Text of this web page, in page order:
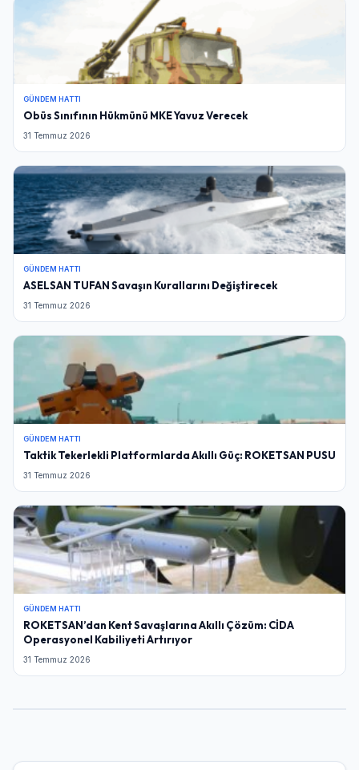
GÜNDEM HATTI
Obüs Sınıfının Hükmünü MKE Yavuz Verecek
31 Temmuz 2026
GÜNDEM HATTI
ASELSAN TUFAN Savaşın Kurallarını Değiştirecek
31 Temmuz 2026
GÜNDEM HATTI
Taktik Tekerlekli Platformlarda Akıllı Güç: ROKETSAN PUSU
31 Temmuz 2026
GÜNDEM HATTI
ROKETSAN’dan Kent Savaşlarına Akıllı Çözüm: CİDA
Operasyonel Kabiliyeti Artırıyor
31 Temmuz 2026